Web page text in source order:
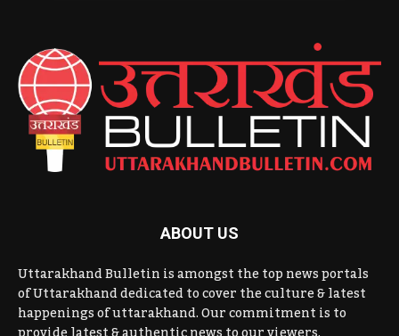
ABOUT US
Uttarakhand Bulletin is amongst the top news portals
of Uttarakhand dedicated to cover the culture & latest
happenings of uttarakhand. Our commitment is to